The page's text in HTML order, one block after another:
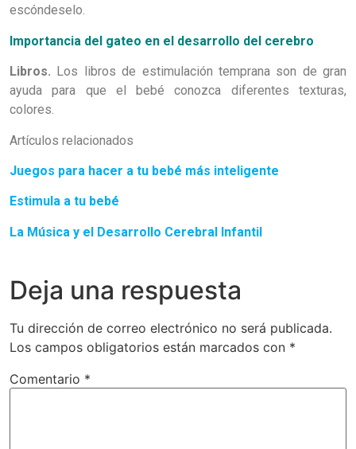
escóndeselo.
Importancia del gateo en el desarrollo del cerebro
Libros. Los libros de estimulación temprana son de gran
ayuda para que el bebé conozca diferentes texturas,
colores.
Artículos relacionados
Juegos para hacer a tu bebé más inteligente
Estimula a tu bebé
La Música y el Desarrollo Cerebral Infantil
Deja una respuesta
Tu dirección de correo electrónico no será publicada.
Los campos obligatorios están marcados con *
Comentario *